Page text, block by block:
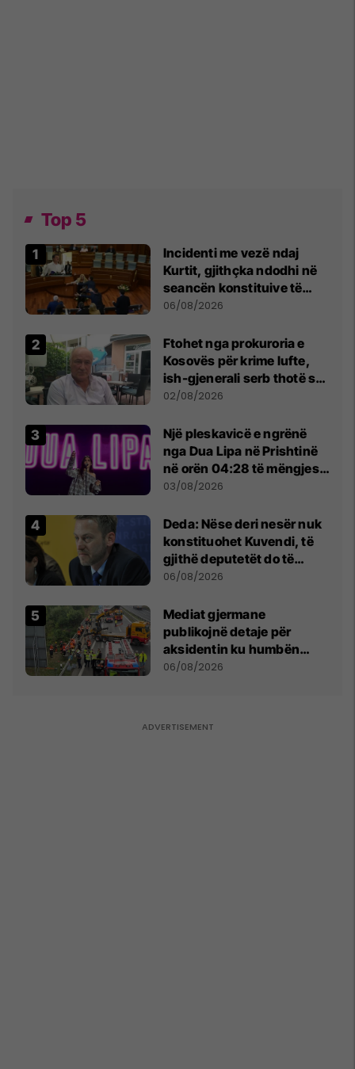
Top 5
Incidenti me vezë ndaj
Kurtit, gjithçka ndodhi në
seancën konstituive të
Kuvendit
06/08/2026
Ftohet nga prokuroria e
Kosovës për krime lufte,
ish-gjenerali serb thotë se
dikush e tradhtoi në
02/08/2026
Një pleskavicë e ngrënë
nga Dua Lipa në Prishtinë
në orën 04:28 të mëngjesit
- dhe bota digjitale serbe
03/08/2026
Deda: Nëse deri nesër nuk
konstituohet Kuvendi, të
gjithë deputetët do të
bëjnë shkelje të rëndë
06/08/2026
Mediat gjermane
publikojnë detaje për
aksidentin ku humbën
jetën tre mërgimtarë nga
06/08/2026